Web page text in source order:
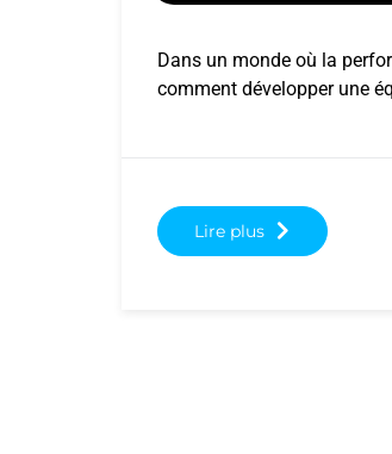
Dans un monde où la
comment développer une
Lire plus